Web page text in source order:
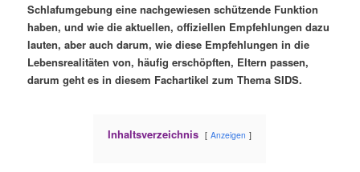
Schlafumgebung eine nachgewiesen schützende Funktion
haben, und wie die aktuellen, offiziellen Empfehlungen dazu
lauten, aber auch darum, wie diese Empfehlungen in die
Lebensrealitäten von, häufig erschöpften, Eltern passen,
darum geht es in diesem Fachartikel zum Thema SIDS.
Inhaltsverzeichnis Anzeigen